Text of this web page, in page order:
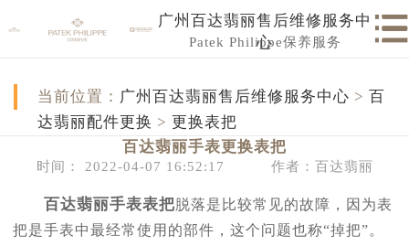
广州百达翡丽售后维修服务中
心
Patek Philippe保养服务
当前位置： 广州百达翡丽售后维修服务中心 > 百
达翡丽配件更换 > 更换表把
百达翡丽手表更换表把
时间： 2022-04-07 16:52:17 作者：百达翡丽
百达翡丽手表表把脱落是比较常见的故障，因为表
把是手表中最经常使用的部件，这个问题也称“掉把”。